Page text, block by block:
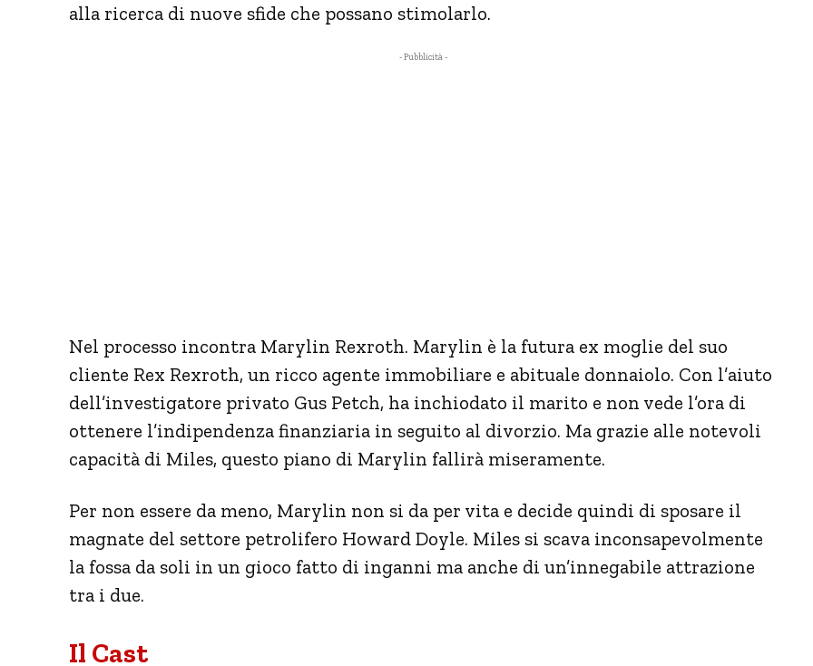
alla ricerca di nuove sfide che possano stimolarlo.
- Pubblicità -
Nel processo incontra Marylin Rexroth. Marylin è la futura ex moglie del suo
cliente Rex Rexroth, un ricco agente immobiliare e abituale donnaiolo. Con l’aiuto
dell’investigatore privato Gus Petch, ha inchiodato il marito e non vede l’ora di
ottenere l’indipendenza finanziaria in seguito al divorzio. Ma grazie alle notevoli
capacità di Miles, questo piano di Marylin fallirà miseramente.
Per non essere da meno, Marylin non si da per vita e decide quindi di sposare il
magnate del settore petrolifero Howard Doyle. Miles si scava inconsapevolmente
la fossa da soli in un gioco fatto di inganni ma anche di un’innegabile attrazione
tra i due.
Il Cast